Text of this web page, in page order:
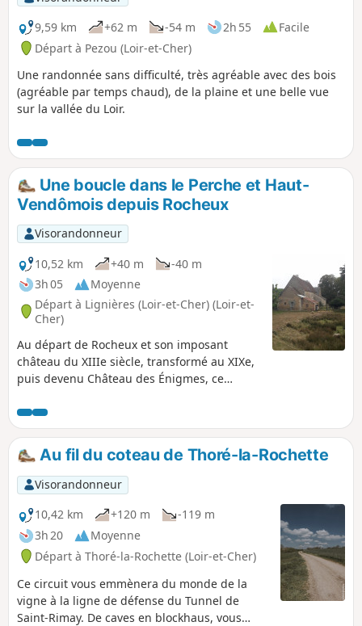
9,59 km
+62 m -54 m 2h 55
Facile
Départ à Pezou (Loir-et-Cher)
Une randonnée sans difficulté, très agréable avec des bois
(agréable par temps chaud), de la plaine et une belle vue
sur la vallée du Loir.
Une boucle dans le Perche et Haut-
Vendômois depuis Rocheux
Visorandonneur
10,52 km
+40 m
-40 m
3h 05
Moyenne
Départ à Lignières (Loir-et-Cher) (Loir-et-
Cher)
Au départ de Rocheux et son imposant
château du XIIIe siècle, transformé au XIXe,
puis devenu Château des Énigmes, ce
de jolis hameaux tout en découvrant des
vues panoramiques sur le Haut Vendômois.
Au fil du coteau de Thoré-la-Rochette
Visorandonneur
10,42 km
+120 m
-119 m
3h 20
Moyenne
Départ à Thoré-la-Rochette (Loir-et-Cher)
Ce circuit vous emmènera du monde de la
vigne à la ligne de défense du Tunnel de
Saint-Rimay. De caves en blockhaus, vous